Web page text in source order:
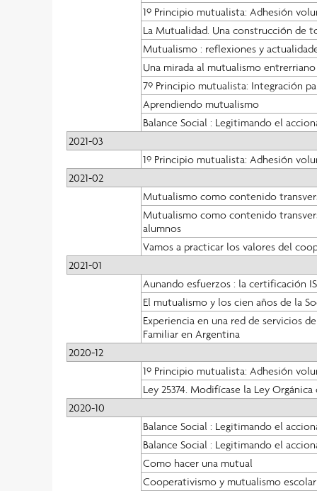
1º Principio mutualista: Adhesión
La Mutualidad. Una construcción de
Mutualismo : reflexiones y
Una mirada al mutualismo entrerriano
7º Principio mutualista: Integración
Aprendiendo mutualismo
Balance Social : Legitimando el
2021-03
1º Principio mutualista: Adhesión
2021-02
Mutualismo como contenido
Mutualismo como contenido
alumnos
Vamos a practicar los valores del
2021-01
Aunando esfuerzos : la certificación
El mutualismo y los cien años de la
Experiencia en una red de servicios
Familiar en Argentina
2020-12
1º Principio mutualista: Adhesión
Ley 25374. Modifícase la Ley
2020-10
Balance Social : Legitimando el
Balance Social : Legitimando el
Como hacer una mutual
Cooperativismo y mutualismo